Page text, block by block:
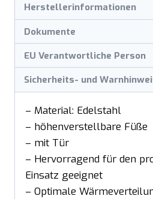
Herstellerinformationen
Dokumente
EU Verantwortliche Person
Sicherheits- und
– Material: Edelstahl
– höhenverstellbare Füße
– mit Tür
– Hervorragend für den
Einsatz geeignet
– Optimale